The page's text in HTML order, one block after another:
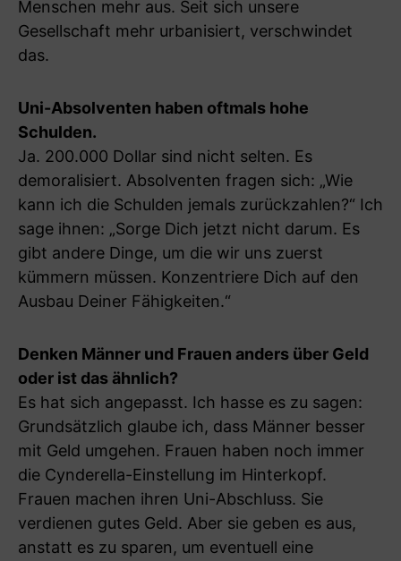
Menschen mehr aus. Seit sich unsere
Gesellschaft mehr urbanisiert, verschwindet
das.
Uni-Absolventen haben oftmals hohe
Schulden.
Ja. 200.000 Dollar sind nicht selten. Es
demoralisiert. Absolventen fragen sich: „Wie
kann ich die Schulden jemals zurückzahlen?“ Ich
sage ihnen: „Sorge Dich jetzt nicht darum. Es
gibt andere Dinge, um die wir uns zuerst
kümmern müssen. Konzentriere Dich auf den
Ausbau Deiner Fähigkeiten.“
Denken Männer und Frauen anders über Geld
oder ist das ähnlich?
Es hat sich angepasst. Ich hasse es zu sagen:
Grundsätzlich glaube ich, dass Männer besser
mit Geld umgehen. Frauen haben noch immer
die Cynderella-Einstellung im Hinterkopf.
Frauen machen ihren Uni-Abschluss. Sie
verdienen gutes Geld. Aber sie geben es aus,
anstatt es zu sparen, um eventuell eine